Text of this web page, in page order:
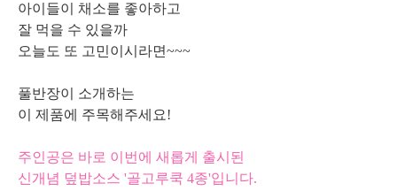
아이들이 채소를 좋아하고
잘 먹을 수 있을까
오늘도 또 고민이시라면~~~
풀반장이 소개하는
이 제품에 주목해주세요!
주인공은 바로 이번에 새롭게 출시된
신개념 덮밥소스 '골고루쿡 4종'입니다.